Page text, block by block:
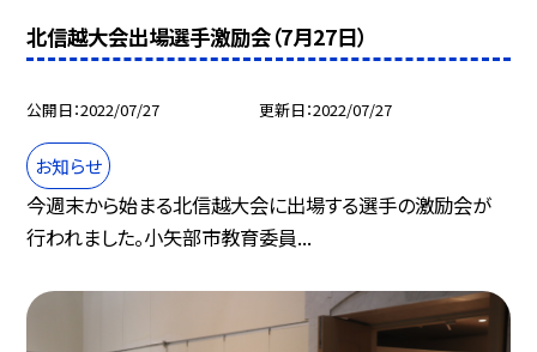
北信越大会出場選手激励会（7月27日）
公開日 2022/07/27 更新日 2022/07/27
お知らせ
今週末から始まる北信越大会に出場する選手の激励会が
行われました。小矢部市教育委員...